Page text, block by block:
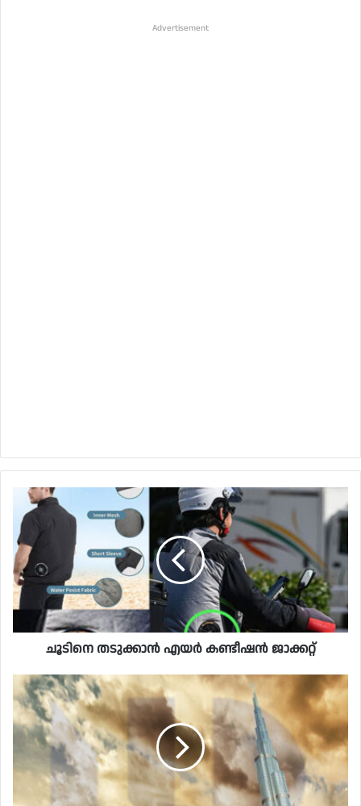
Advertisement
ചൂടിനെ തടുക്കാൻ എയർ കണ്ടീഷൻ ജാക്കറ്റ്